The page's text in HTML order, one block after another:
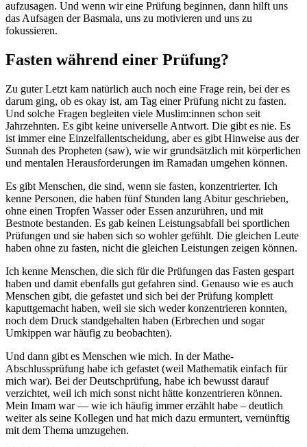
aufzusagen. Und wenn wir eine Prüfung beginnen, dann hilft uns
das Aufsagen der Basmala, uns zu motivieren und uns zu
fokussieren.
Fasten während einer Prüfung?
Zu guter Letzt kam natürlich auch noch eine Frage rein, bei der es
darum ging, ob es okay ist, am Tag einer Prüfung nicht zu fasten.
Und solche Fragen begleiten viele Muslim:innen schon seit
Jahrzehnten. Es gibt keine universelle Antwort. Die gibt es nie. Es
ist immer eine Einzelfallentscheidung, aber es gibt Hinweise aus der
Sunnah des Propheten (saw), wie wir grundsätzlich mit körperlichen
und mentalen Herausforderungen im Ramadan umgehen können.
Es gibt Menschen, die sind, wenn sie fasten, konzentrierter. Ich
kenne Personen, die haben fünf Stunden lang Abitur geschrieben,
ohne einen Tropfen Wasser oder Essen anzurühren, und mit
Bestnote bestanden. Es gab keinen Leistungsabfall bei sportlichen
Prüfungen und sie haben sich so wohler gefühlt. Die gleichen Leute
haben ohne zu fasten, nicht die gleichen Leistungen zeigen können.
Ich kenne Menschen, die sich für die Prüfungen das Fasten gespart
haben und damit ebenfalls gut gefahren sind. Genauso wie es auch
Menschen gibt, die gefastet und sich bei der Prüfung komplett
kaputtgemacht haben, weil sie sich weder konzentrieren konnten,
noch dem Druck standgehalten haben (Erbrechen und sogar
Umkippen war häufig zu beobachten).
Und dann gibt es Menschen wie mich. In der Mathe-
Abschlussprüfung habe ich gefastet (weil Mathematik einfach für
mich war). Bei der Deutschprüfung, habe ich bewusst darauf
verzichtet, weil ich mich sonst nicht hätte konzentrieren können.
Mein Imam war — wie ich häufig immer erzählt habe – deutlich
weiter als seine Kollegen und hat mich dazu ermuntert, vernünftig
mit dem Thema umzugehen.